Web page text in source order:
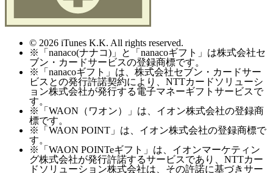
© 2026 iTunes K.K. All rights reserved.
※「nanaco(ナナコ)」と「nanacoギフト」は株式会社セ
ブン・カードサービスの登録商標です。
※「nanacoギフト」は、株式会社セブン・カードサー
ビスとの発行許諾契約により、NTTカードソリューシ
ョン株式会社が発行する電子マネーギフトサービスで
す。
※「WAON（ワオン）」は、イオン株式会社の登録商
標です。
※「WAON POINT」は、イオン株式会社の登録商標で
す。
※「WAON POINTeギフト」は、イオンマーケティン
グ株式会社が発行許諾するサービスであり、NTTカー
ドソリューション株式会社は、その許諾に基づきサー